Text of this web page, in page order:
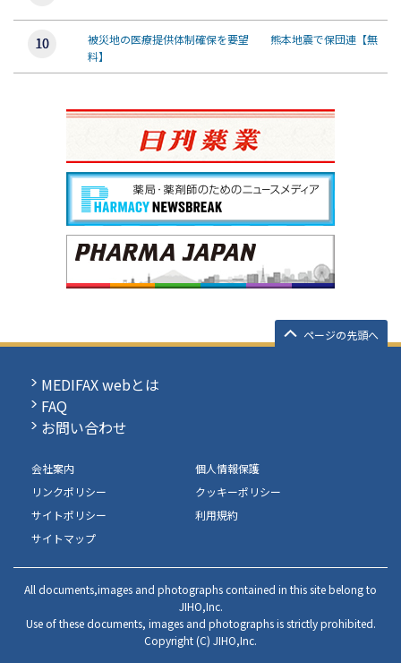
被災地の医療提供体制確保を要望 熊本地震で保団連【無
料】
ページの先頭へ
MEDIFAX webとは
FAQ
お問い合わせ
会社案内
個人情報保護
リンクポリシー
クッキーポリシー
サイトポリシー
利用規約
サイトマップ
All documents,images and photographs contained in this site belong to
JIHO,Inc.
Use of these documents, images and photographs is strictly prohibited.
Copyright (C) JIHO,Inc.